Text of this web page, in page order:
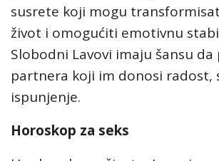
susrete koji mogu
život i omogućiti emotivnu
Slobodni Lavovi imaju šansu
partnera koji im donosi radost,
ispunjenje.
Horoskop za seks